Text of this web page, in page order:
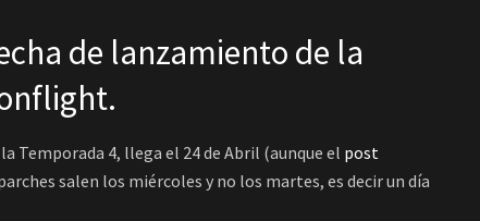
de lanzamiento de la
Temporada 4, llega el 24 de Abril (aunque el post
salen los miércoles y no los martes, es decir un día